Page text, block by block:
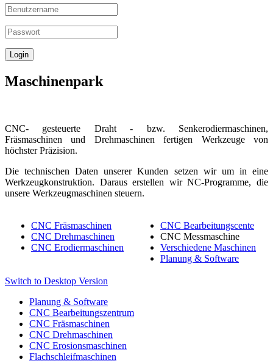
Maschinenpark
CNC- gesteuerte Draht - bzw. Senkerodiermaschinen,
Fräsmaschinen und Drehmaschinen fertigen Werkzeuge von
höchster Präzision.
Die technischen Daten unserer Kunden setzen wir um in eine
Werkzeugkonstruktion. Daraus erstellen wir NC-Programme, die
unsere Werkzeugmaschinen steuern.
CNC Fräsmaschinen
CNC Drehmaschinen
CNC Erodiermaschinen
CNC Bearbeitungscente
CNC Messmaschine
Verschiedene Maschinen
Planung & Software
Switch to Desktop Version
Planung & Software
CNC Bearbeitungszentrum
CNC Fräsmaschinen
CNC Drehmaschinen
CNC Erosionsmaschinen
Flachschleifmaschinen